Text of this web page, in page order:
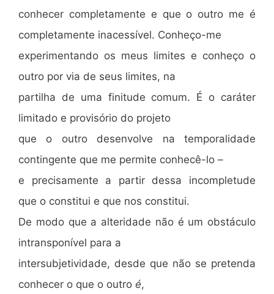
conhecer completamente e que o outro me é
completamente inacessível. Conheço-me
experimentando os meus limites e conheço o
outro por via de seus limites, na
partilha de uma finitude comum. É o caráter
limitado e provisório do projeto
que o outro desenvolve na temporalidade
contingente que me permite conhecê-lo –
e precisamente a partir dessa incompletude
que o constitui e que nos constitui.
De modo que a alteridade não é um obstáculo
intransponível para a
intersubjetividade, desde que não se pretenda
conhecer o que o outro é,